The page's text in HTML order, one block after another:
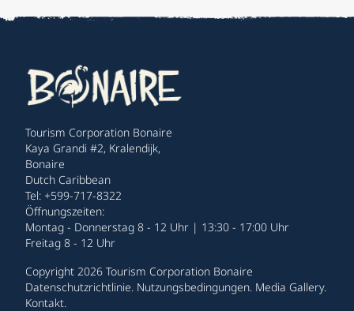
Tourism Corporation Bonaire
Kaya Grandi #2, Kralendijk,
Bonaire
Dutch Caribbean
Tel: +599-717-8322
Öffnungszeiten:
Montag - Donnerstag 8 - 12 Uhr | 13:30 - 17:00 Uhr
Freitag 8 - 12 Uhr
Copyright 2026 Tourism Corporation Bonaire
Datenschutzrichtlinie. Nutzungsbedingungen. Media Gallery.
Kontakt.